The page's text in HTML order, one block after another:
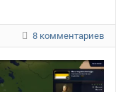
8 комментариев